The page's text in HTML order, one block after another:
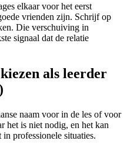
elkaar voor het eerst
vrienden zijn. Schrijf op
Die verschuiving in
signaal dat de relatie
als leerder
naam voor in de les of voor
het is niet nodig, en het kan
professionele situaties.